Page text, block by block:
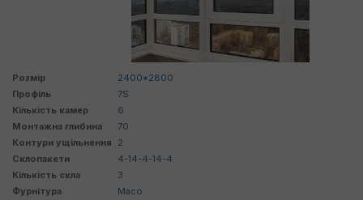
Розмір
2400*2800
Профіль
7S
Кількість камер
6
Монтажна глибина
70
Контури ущільнення
2
Склопакети
4-14-4-14-4
Кількість скла
3
Фурнітура
Maco